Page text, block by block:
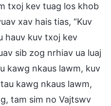
txoj kev tuag los khob
xav hais tias, “Kuv
hauv kuv txoj kev
sib zog nrhiav ua luaj
kawg nkaus lawm, kuv
kawg nkaus lawm,
tam sim no Vajtswv